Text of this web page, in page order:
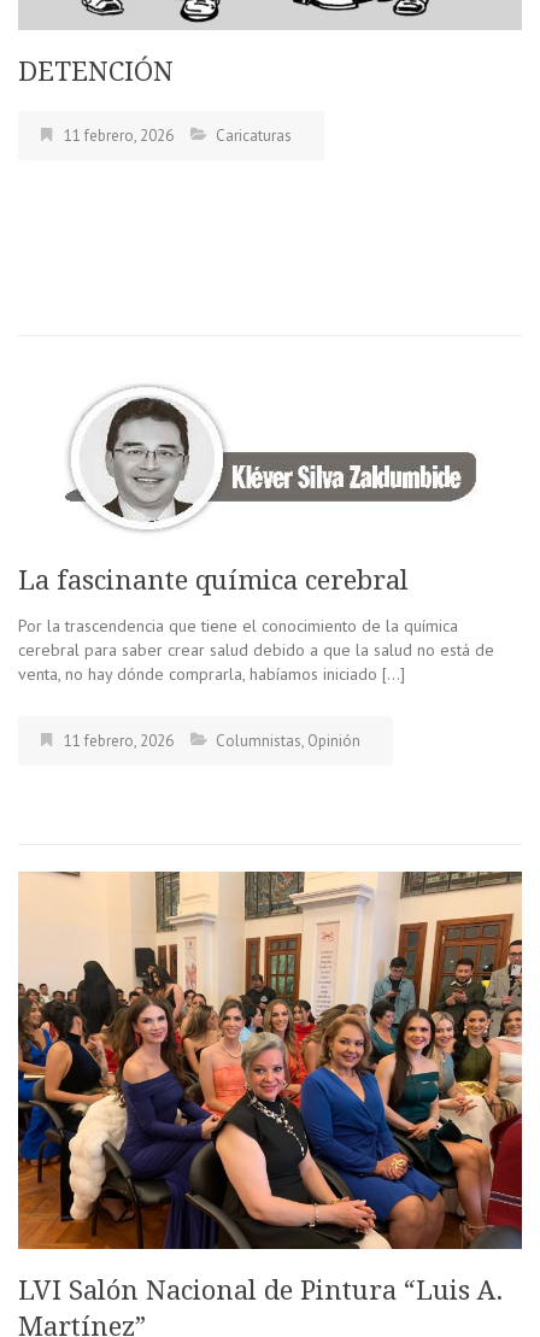
DETENCIÓN
11 febrero, 2026 Caricaturas
La fascinante química cerebral
Por la trascendencia que tiene el conocimiento de la química
cerebral para saber crear salud debido a que la salud no está de
venta, no hay dónde comprarla, habíamos iniciado […]
11 febrero, 2026 Columnistas, Opinión
LVI Salón Nacional de Pintura “Luis A.
Martínez”